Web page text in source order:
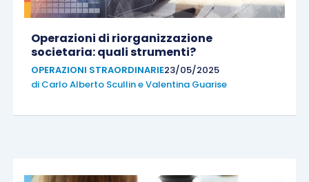
Operazioni di riorganizzazione
societaria: quali strumenti?
OPERAZIONI STRAORDINARIE23/05/2025
di Carlo Alberto ScullineValentina Guarise